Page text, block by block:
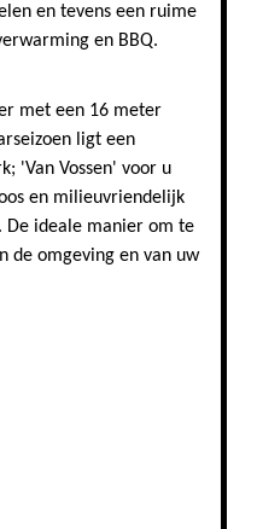
en tevens een ruime
en BBQ.
met een 16 meter
ligt een
'Van Vossen' voor u
en milieuvriendelijk
De ideale manier om te
de omgeving en van uw